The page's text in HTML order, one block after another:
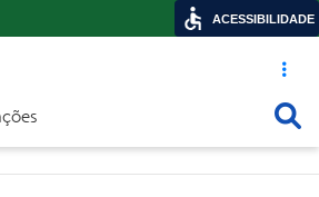
Acesso
navegação
ACESSIBILIDADE